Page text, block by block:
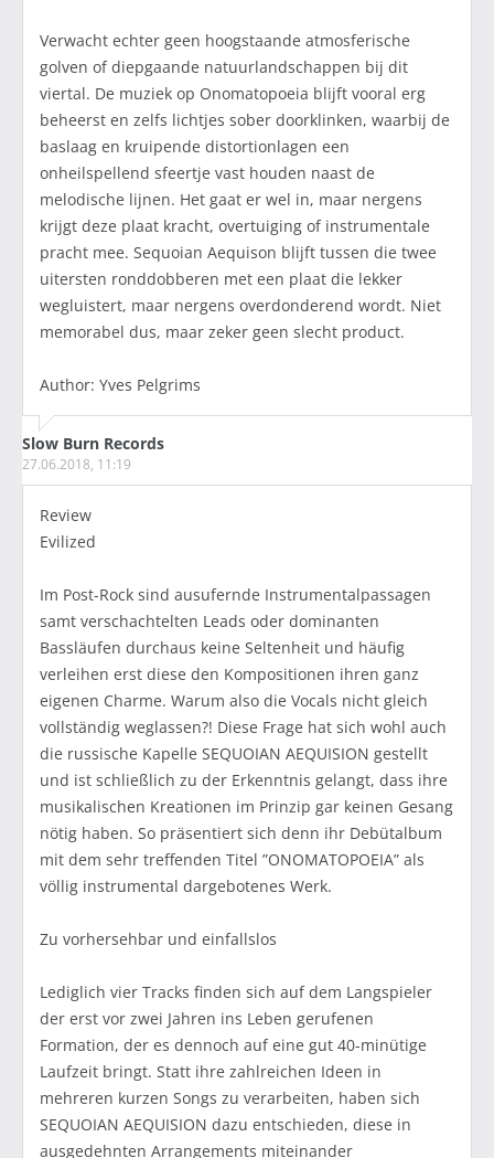
Verwacht echter geen hoogstaande atmosferische
golven of diepgaande natuurlandschappen bij dit
viertal. De muziek op Onomatopoeia blijft vooral erg
beheerst en zelfs lichtjes sober doorklinken, waarbij de
baslaag en kruipende distortionlagen een
onheilspellend sfeertje vast houden naast de
melodische lijnen. Het gaat er wel in, maar nergens
krijgt deze plaat kracht, overtuiging of instrumentale
pracht mee. Sequoian Aequison blijft tussen die twee
uitersten ronddobberen met een plaat die lekker
wegluistert, maar nergens overdonderend wordt. Niet
memorabel dus, maar zeker geen slecht product.
Author: Yves Pelgrims
Slow Burn Records
27.06.2018, 11:19
Review
Evilized
Im Post-Rock sind ausufernde Instrumentalpassagen
samt verschachtelten Leads oder dominanten
Bassläufen durchaus keine Seltenheit und häufig
verleihen erst diese den Kompositionen ihren ganz
eigenen Charme. Warum also die Vocals nicht gleich
vollständig weglassen?! Diese Frage hat sich wohl auch
die russische Kapelle SEQUOIAN AEQUISION gestellt
und ist schließlich zu der Erkenntnis gelangt, dass ihre
musikalischen Kreationen im Prinzip gar keinen Gesang
nötig haben. So präsentiert sich denn ihr Debütalbum
mit dem sehr treffenden Titel ”ONOMATOPOEIA” als
völlig instrumental dargebotenes Werk.
Zu vorhersehbar und einfallslos
Lediglich vier Tracks finden sich auf dem Langspieler
der erst vor zwei Jahren ins Leben gerufenen
Formation, der es dennoch auf eine gut 40-minütige
Laufzeit bringt. Statt ihre zahlreichen Ideen in
mehreren kurzen Songs zu verarbeiten, haben sich
SEQUOIAN AEQUISION dazu entschieden, diese in
ausgedehnten Arrangements miteinander